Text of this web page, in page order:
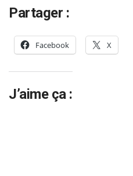
Partager :
Facebook X
J’aime ça :